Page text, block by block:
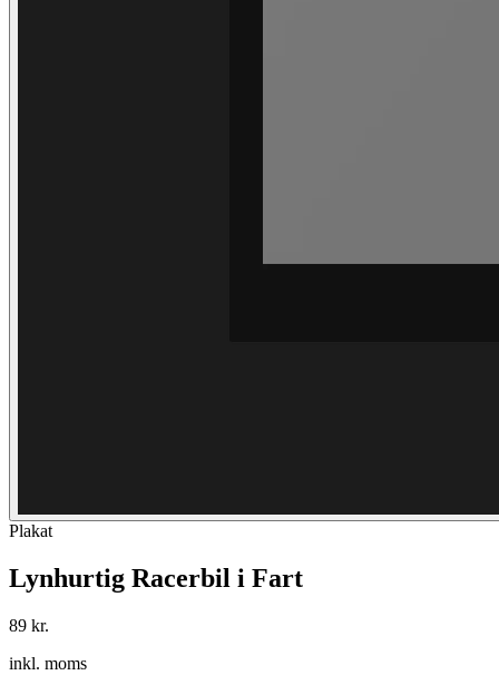
Plakat
Lynhurtig Racerbil i Fart
89 kr.
inkl. moms